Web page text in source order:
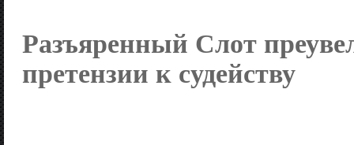
Разъяренный Слот
претензии к судейству